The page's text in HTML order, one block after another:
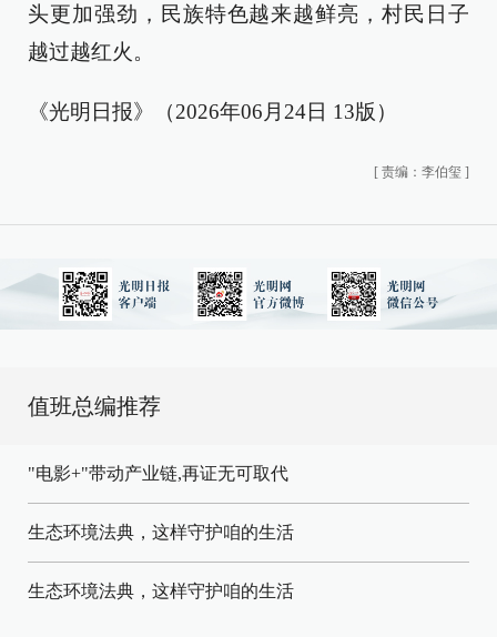
头更加强劲，民族特色越来越鲜亮，村民日子
越过越红火。
《光明日报》（2026年06月24日 13版）
[ 责编：李伯玺 ]
值班总编推荐
"电影+"带动产业链,再证无可取代
生态环境法典，这样守护咱的生活
生态环境法典，这样守护咱的生活